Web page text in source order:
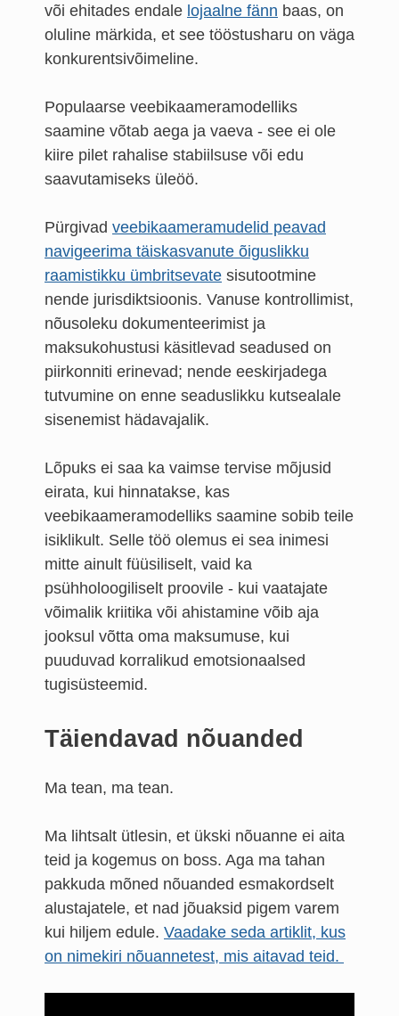
või ehitades endale lojaalne fänn baas, on
oluline märkida, et see tööstusharu on väga
konkurentsivõimeline.
Populaarse veebikaameramodelliks
saamine võtab aega ja vaeva - see ei ole
kiire pilet rahalise stabiilsuse või edu
saavutamiseks üleöö.
Pürgivad veebikaameramudelid peavad
navigeerima täiskasvanute õiguslikku
raamistikku ümbritsevate sisutootmine
nende jurisdiktsioonis. Vanuse kontrollimist,
nõusoleku dokumenteerimist ja
maksukohustusi käsitlevad seadused on
piirkonniti erinevad; nende eeskirjadega
tutvumine on enne seaduslikku kutsealale
sisenemist hädavajalik.
Lõpuks ei saa ka vaimse tervise mõjusid
eirata, kui hinnatakse, kas
veebikaameramodelliks saamine sobib teile
isiklikult. Selle töö olemus ei sea inimesi
mitte ainult füüsiliselt, vaid ka
psühholoogiliselt proovile - kui vaatajate
võimalik kriitika või ahistamine võib aja
jooksul võtta oma maksumuse, kui
puuduvad korralikud emotsionaalsed
tugisüsteemid.
Täiendavad nõuanded
Ma tean, ma tean.
Ma lihtsalt ütlesin, et ükski nõuanne ei aita
teid ja kogemus on boss. Aga ma tahan
pakkuda mõned nõuanded esmakordselt
alustajatele, et nad jõuaksid pigem varem
kui hiljem edule. Vaadake seda artiklit, kus
on nimekiri nõuannetest, mis aitavad teid.